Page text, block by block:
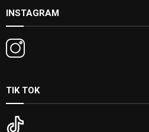
INSTAGRAM
TIK TOK